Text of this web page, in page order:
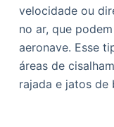
velocidade ou
no ar, que
aeronave. Esse
áreas de
rajada e jatos de